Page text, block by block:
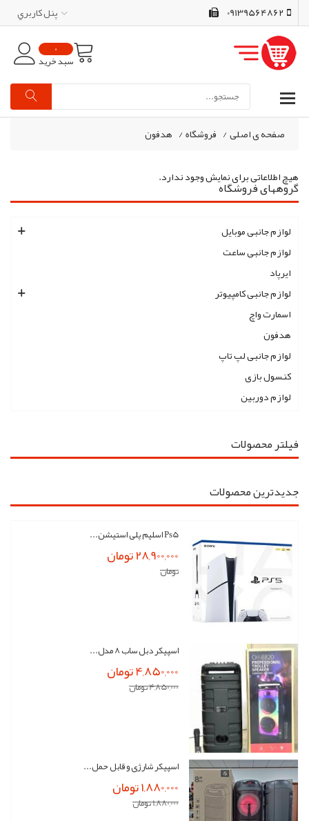
09139564862 پنل کاربري
0
سبد خرید
صفحه ی اصلی/ فروشگاه/ هدفون
گروههای فروشگاه
لوازم جانبی موبایل
لوازم جانبی ساعت
ایرپاد
لوازم جانبی کامپیوتر
اسمارت واچ
هدفون
لوازم جانبی لپ تاپ
کنسول بازی
لوازم دوربین
فیلتر محصولات
جدیدترین محصولات
Ps5 اسلیم پلی استیشن...
28,900,000 تومان
تومان
اسپیکر دبل ساب 8 مدل...
4,850,000 تومان
4,850,000 تومان
اسپیکر شارژی و قابل حمل...
1,880,000 تومان
1,880,000 تومان
هیچ اطلاعاتی برای نمایش وجود ندارد.